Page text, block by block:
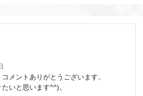
メントありがとうございます。
いと思います^^)。